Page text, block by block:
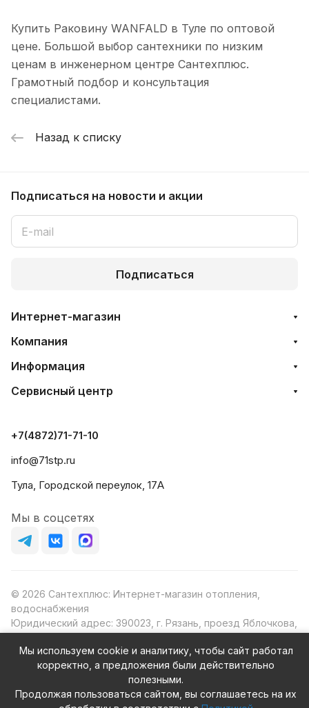
Купить Раковину WANFALD в Туле по оптовой
цене. Большой выбор сантехники по низким
ценам в инженерном центре Сантехплюс.
Грамотный подбор и консультация
специалистами.
Назад к списку
Подписаться на новости и акции
Подписаться
Интернет-магазин
Компания
Информация
Сервисный центр
+7(4872)71-71-10
info@71stp.ru
Тула, Городской переулок, 17А
Мы в соцсетях
© 2026 Сантехплюс: Интернет-магазин отопления,
водоснабжения
Юридический адрес: 390023, г. Рязань, проезд Яблочкова,
ИНН/КПП: 6230087631/623001001
ОГРН: 1156230000080
Мы используем cookie и аналитику, чтобы сайт работал
корректно, а предложения были действительно
полезными.
Продолжая пользоваться сайтом, вы соглашаетесь на их